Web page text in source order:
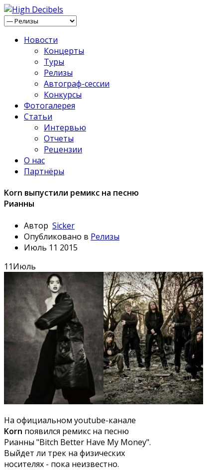
Новости
Концерты
Туры
Релизы
Автограф-сессии
Конкурсы
Фотогалерея
Статьи
Интервью
Отчеты
Рецензии
О нас
Партнёры
Korn выпустили ремикс на песню
Рианны
Автор Sicker
Опубликовано в Релизы
Июль 11 2015
11Июль
На официальном youtube-канале
Korn появился ремикс на песню
Рианны "Bitch Better Have My Money".
Выйдет ли трек на физических
носителях - пока неизвестно.